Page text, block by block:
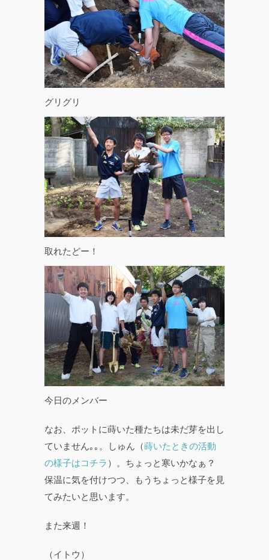
グリグリ
取れたどー！
今日のメンバー
なお、ポットに蒔いた種たちは未だ芽を出し
ていません｡｡。しゅん（蒔いたときの活動
の様子はコチラ ）。ちょっと寒いかなぁ？
保温に気を付けつつ、もうちょっと様子を見
てみたいと思います。
また来週！
（イトウ）